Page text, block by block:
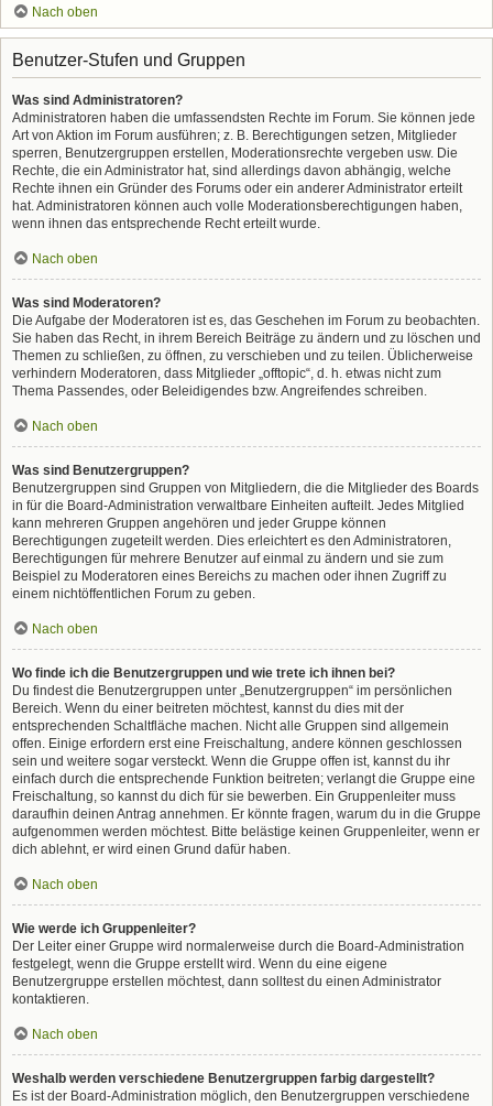
Nach oben
Benutzer-Stufen und Gruppen
Was sind Administratoren?
Administratoren haben die umfassendsten Rechte im Forum. Sie können jede
Art von Aktion im Forum ausführen; z. B. Berechtigungen setzen, Mitglieder
sperren, Benutzergruppen erstellen, Moderationsrechte vergeben usw. Die
Rechte, die ein Administrator hat, sind allerdings davon abhängig, welche
Rechte ihnen ein Gründer des Forums oder ein anderer Administrator erteilt
hat. Administratoren können auch volle Moderationsberechtigungen haben,
wenn ihnen das entsprechende Recht erteilt wurde.
Nach oben
Was sind Moderatoren?
Die Aufgabe der Moderatoren ist es, das Geschehen im Forum zu beobachten.
Sie haben das Recht, in ihrem Bereich Beiträge zu ändern und zu löschen und
Themen zu schließen, zu öffnen, zu verschieben und zu teilen. Üblicherweise
verhindern Moderatoren, dass Mitglieder „offtopic“, d. h. etwas nicht zum
Thema Passendes, oder Beleidigendes bzw. Angreifendes schreiben.
Nach oben
Was sind Benutzergruppen?
Benutzergruppen sind Gruppen von Mitgliedern, die die Mitglieder des Boards
in für die Board-Administration verwaltbare Einheiten aufteilt. Jedes Mitglied
kann mehreren Gruppen angehören und jeder Gruppe können
Berechtigungen zugeteilt werden. Dies erleichtert es den Administratoren,
Berechtigungen für mehrere Benutzer auf einmal zu ändern und sie zum
Beispiel zu Moderatoren eines Bereichs zu machen oder ihnen Zugriff zu
einem nichtöffentlichen Forum zu geben.
Nach oben
Wo finde ich die Benutzergruppen und wie trete ich ihnen bei?
Du findest die Benutzergruppen unter „Benutzergruppen“ im persönlichen
Bereich. Wenn du einer beitreten möchtest, kannst du dies mit der
entsprechenden Schaltfläche machen. Nicht alle Gruppen sind allgemein
offen. Einige erfordern erst eine Freischaltung, andere können geschlossen
sein und weitere sogar versteckt. Wenn die Gruppe offen ist, kannst du ihr
einfach durch die entsprechende Funktion beitreten; verlangt die Gruppe eine
Freischaltung, so kannst du dich für sie bewerben. Ein Gruppenleiter muss
daraufhin deinen Antrag annehmen. Er könnte fragen, warum du in die Gruppe
aufgenommen werden möchtest. Bitte belästige keinen Gruppenleiter, wenn er
dich ablehnt, er wird einen Grund dafür haben.
Nach oben
Wie werde ich Gruppenleiter?
Der Leiter einer Gruppe wird normalerweise durch die Board-Administration
festgelegt, wenn die Gruppe erstellt wird. Wenn du eine eigene
Benutzergruppe erstellen möchtest, dann solltest du einen Administrator
kontaktieren.
Nach oben
Weshalb werden verschiedene Benutzergruppen farbig dargestellt?
Es ist der Board-Administration möglich, den Benutzergruppen verschiedene